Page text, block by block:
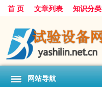
首 页 文章列表 知识分类
网站导航